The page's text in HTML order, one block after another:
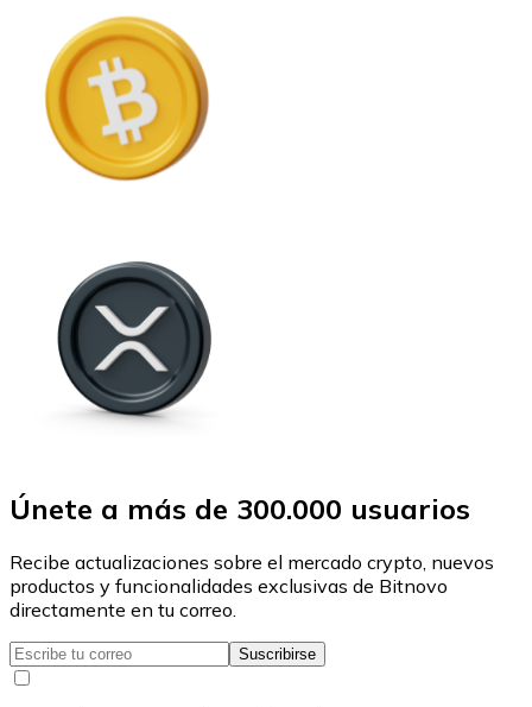
Únete a más de 300.000 usuarios
Recibe actualizaciones sobre el mercado crypto, nuevos
productos y funcionalidades exclusivas de Bitnovo
directamente en tu correo.
Suscribirse